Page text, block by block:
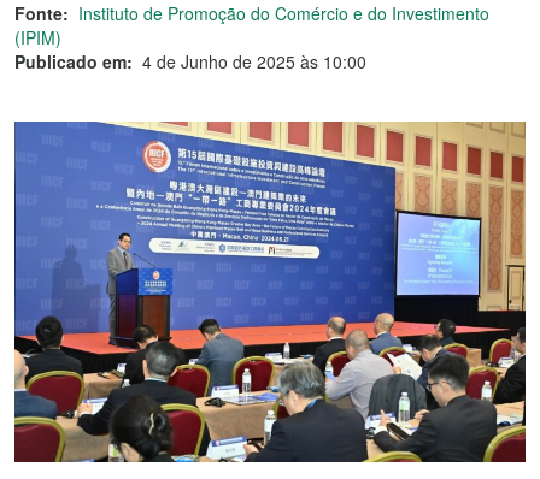
Fonte: Instituto de Promoção do Comércio e do Investimento
(IPIM)
Publicado em: 4 de Junho de 2025 às 10:00